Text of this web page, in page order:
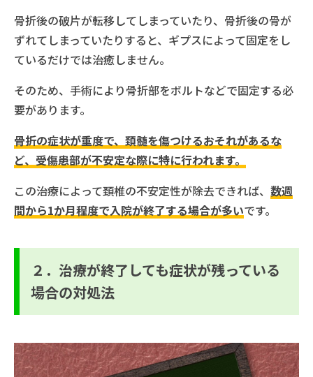
骨折後の破片が転移してしまっていたり、骨折後の骨が
ずれてしまっていたりすると、ギプスによって固定をし
ているだけでは治癒しません。
そのため、手術により骨折部をボルトなどで固定する必
要があります。
骨折の症状が重度で、頚髄を傷つけるおそれがあるな
ど、受傷患部が不安定な際に特に行われます。
この治療によって頚椎の不安定性が除去できれば、 数週
間から1か月程度で入院が終了する場合が多いです。
２．治療が終了しても症状が残っている
場合の対処法